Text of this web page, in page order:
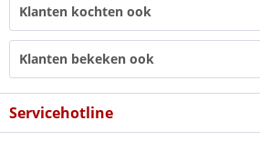
Klanten kochten ook
Klanten bekeken ook
Servicehotline